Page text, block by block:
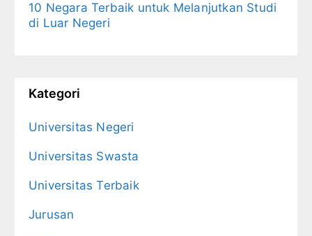
10 Negara Terbaik untuk Melanjutkan Studi
di Luar Negeri
Kategori
Universitas Negeri
Universitas Swasta
Universitas Terbaik
Jurusan